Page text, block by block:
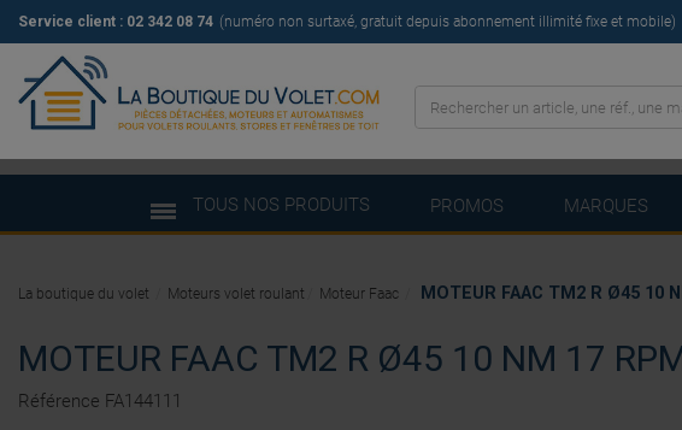
Service client : 02 342 08 74 (numéro non surtaxé, gratuit depuis abonnement illimité fixe et mobile)
TOUS NOS PRODUITS PROMOS MARQUES
MOTEUR FAAC TM2 R Ø45 10 NM 17
Référence FA144111
La boutique du volet Moteurs volet roulant Moteur Faac MOTEUR FAAC TM2 R Ø45 10